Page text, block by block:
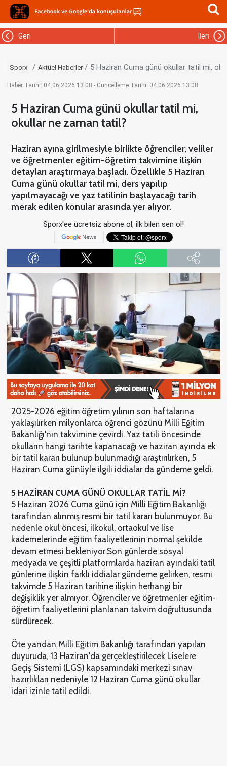
Geri İleri
Sporx Aktüel Haberler 5 Haziran Cuma günü okullar tatil mi,
Haber Tarihi: 04.06.2026 13:08 - Güncelleme Tarihi: 04.06.2026 13:08
5 Haziran Cuma günü okullar tatil mi,
okullar ne zaman tatil?
Haziran ayına girilmesiyle birlikte öğrenciler, veliler
ve öğretmenler eğitim-öğretim takvimine ilişkin
detayları araştırmaya başladı. Özellikle 5 Haziran
Cuma günü okullar tatil mi, ders yapılıp
yapılmayacağı ve yaz tatilinin başlayacağı tarih
merak edilen konular arasında yer alıyor.
Sporx'ee ücretsiz abone ol, ilk bilen sen ol!
2025-2026 eğitim öğretim yılının son haftalarına
yaklaşılırken milyonlarca öğrenci gözünü Milli Eğitim
Bakanlığı'nın takvimine çevirdi. Yaz tatili öncesinde
okulların hangi tarihte kapanacağı ve haziran ayında ek
bir tatil kararı bulunup bulunmadığı araştırılırken, 5
Haziran Cuma günüyle ilgili iddialar da gündeme geldi.
5 HAZİRAN CUMA GÜNÜ OKULLAR TATİL Mİ?
5 Haziran 2026 Cuma günü için Milli Eğitim Bakanlığı
tarafından alınmış resmi bir tatil kararı bulunmuyor. Bu
nedenle okul öncesi, ilkokul, ortaokul ve lise
kademelerinde eğitim faaliyetlerinin normal şekilde
devam etmesi bekleniyor.Son günlerde sosyal
medyada ve çeşitli platformlarda haziran ayındaki tatil
günlerine ilişkin farklı iddialar gündeme gelirken, resmi
takvimde 5 Haziran tarihine ilişkin herhangi bir
değişiklik yer almıyor. Öğrenciler ve öğretmenler eğitim-
öğretim faaliyetlerini planlanan takvim doğrultusunda
sürdürecek.
Öte yandan Milli Eğitim Bakanlığı tarafından yapılan
duyuruda, 13 Haziran'da gerçekleştirilecek Liselere
Geçiş Sistemi (LGS) kapsamındaki merkezi sınav
hazırlıkları nedeniyle 12 Haziran Cuma günü okullar
idari izinle tatil edildi.